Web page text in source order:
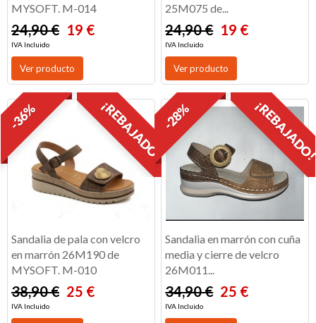
MYSOFT. M-014
24,90 € 19 €
IVA Incluido
Ver producto
25M075 de...
24,90 € 19 €
IVA Incluido
Ver producto
¡REBAJADO!
-36%
Sandalia de pala con velcro
en marrón 26M190 de
MYSOFT. M-010
38,90 € 25 €
IVA Incluido
-28%
Sandalia en marrón con cuña
media y cierre de velcro
26M011...
34,90 € 25 €
IVA Incluido